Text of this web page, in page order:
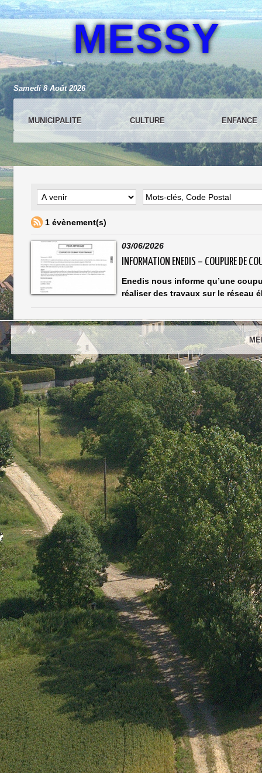
MESSY
Samedi 8 Août 2026
MUNICIPALITE CULTURE ENFANCE
1 évènement(s)
03/06/2026
INFORMATION ENEDIS – COUPURE DE
Enedis nous informe qu’une
réaliser des travaux sur le réseau